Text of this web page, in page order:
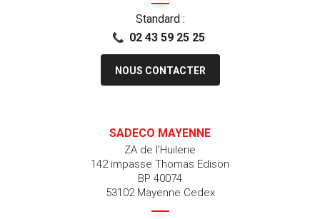
Standard :
02 43 59 25 25
NOUS CONTACTER
SADECO MAYENNE
ZA de l'Huilerie
142 impasse Thomas Edison
BP 40074
53102 Mayenne Cedex